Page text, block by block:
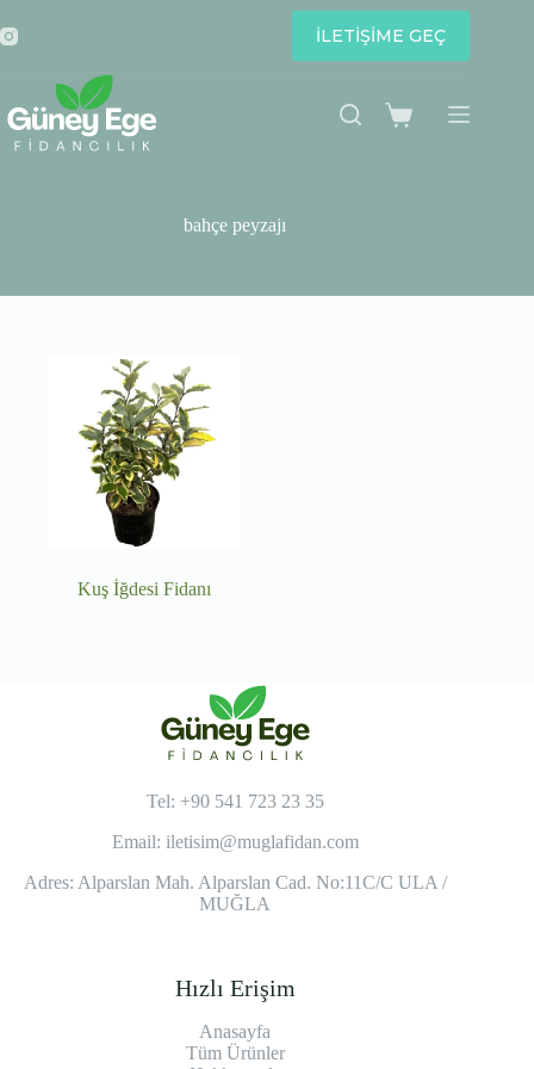
to
content
İLETİŞİME GEÇ
Shopping
bahçe peyzajı
Kuş İğdesi Fidanı
Tel: +90 541 723 23 35
Email: iletisim@muglafidan.com
Adres: Alparslan Mah. Alparslan Cad. No:11C/C ULA /
MUĞLA
Hızlı Erişim
Anasayfa
Tüm Ürünler